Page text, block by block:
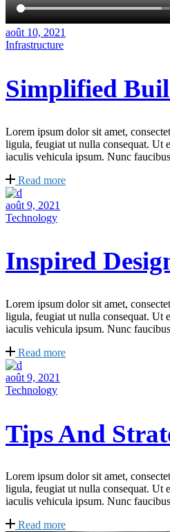
août 10, 2021
Infrastructure
Simplified
Lorem ipsum dolor sit amet,
ligula, feugiat ut nulla consequat. Ut
iaculis vehicula ipsum. Nunc
Read more
août 9, 2021
Technology
Inspired
Lorem ipsum dolor sit amet,
ligula, feugiat ut nulla consequat. Ut
iaculis vehicula ipsum. Nunc
Read more
août 9, 2021
Technology
Tips And
Lorem ipsum dolor sit amet,
ligula, feugiat ut nulla consequat. Ut
iaculis vehicula ipsum. Nunc
Read more